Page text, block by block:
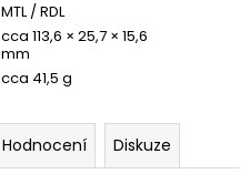
MTL / RDL
cca 113,6 × 25,7 × 15,6
mm
cca 41,5 g
Hodnocení Diskuze